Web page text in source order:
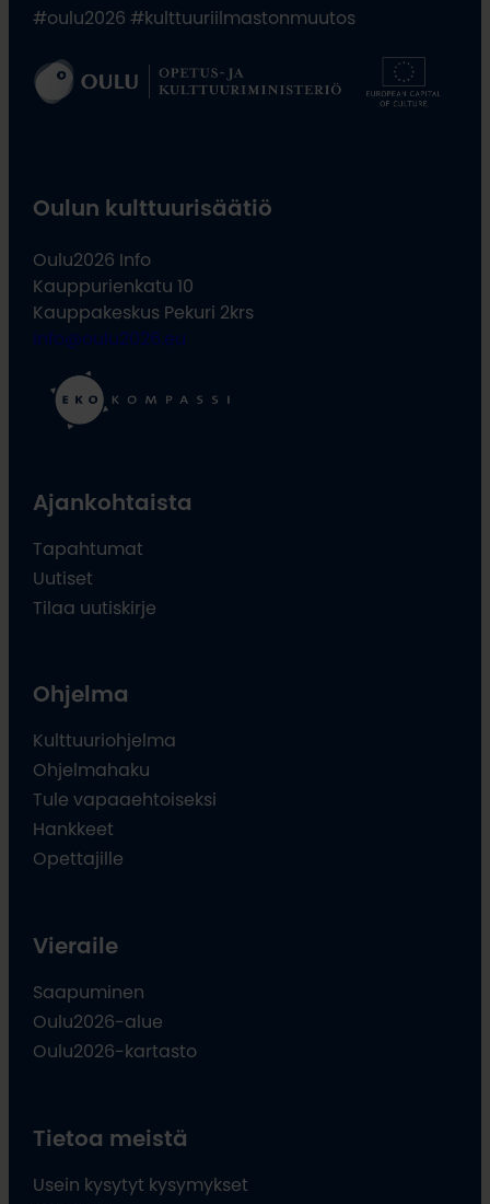
#oulu2026 #kulttuuriilmastonmuutos
Oulun kulttuurisäätiö
Oulu2026 Info
Kauppurienkatu 10
Kauppakeskus Pekuri 2krs
info@oulu2026.eu
Ajankohtaista
Tapahtumat
Uutiset
Tilaa uutiskirje
Ohjelma
Kulttuuriohjelma
Ohjelmahaku
Tule vapaaehtoiseksi
Hankkeet
Opettajille
Vieraile
Saapuminen
Oulu2026-alue
Oulu2026-kartasto
Tietoa meistä
Usein kysytyt kysymykset